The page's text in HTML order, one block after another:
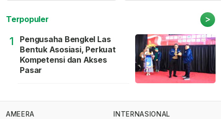
Terpopuler >
1
Pengusaha Bengkel Las
Bentuk Asosiasi, Perkuat
Kompetensi dan Akses
Pasar
AMEERA INTERNASIONAL